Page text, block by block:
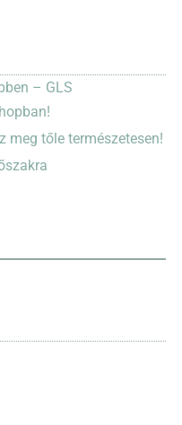
– GLS
meg tőle természetesen!